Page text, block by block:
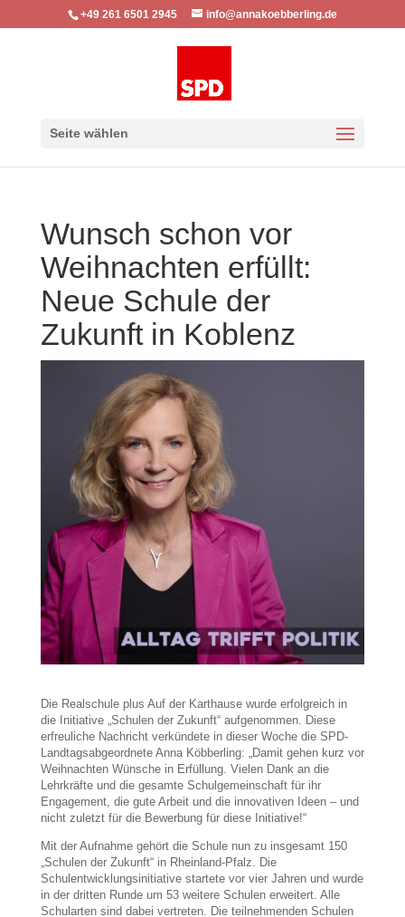
+49 261 6501 2945 info@annakoebberling.de
Seite wählen
Wunsch schon vor
Weihnachten erfüllt:
Neue Schule der
Zukunft in Koblenz
Die Realschule plus Auf der Karthause wurde erfolgreich in
die Initiative „Schulen der Zukunft“ aufgenommen. Diese
erfreuliche Nachricht verkündete in dieser Woche die SPD-
Landtagsabgeordnete Anna Köbberling: „Damit gehen kurz vor
Weihnachten Wünsche in Erfüllung. Vielen Dank an die
Lehrkräfte und die gesamte Schulgemeinschaft für ihr
Engagement, die gute Arbeit und die innovativen Ideen – und
nicht zuletzt für die Bewerbung für diese Initiative!“
Mit der Aufnahme gehört die Schule nun zu insgesamt 150
„Schulen der Zukunft“ in Rheinland-Pfalz. Die
Schulentwicklungsinitiative startete vor vier Jahren und wurde
in der dritten Runde um 53 weitere Schulen erweitert. Alle
Schularten sind dabei vertreten. Die teilnehmenden Schulen